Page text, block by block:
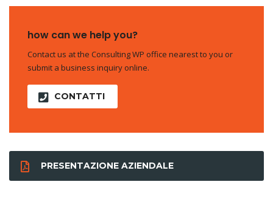
how can we help you?
Contact us at the Consulting WP office nearest to you or
submit a business inquiry online.
CONTATTI
PRESENTAZIONE AZIENDALE